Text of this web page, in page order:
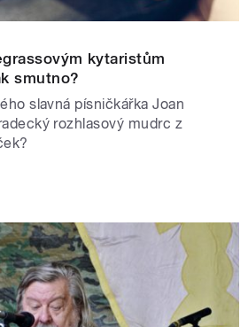
kytaristům
smutno?
slavná písničkářka Joan
rozhlasový mudrc z